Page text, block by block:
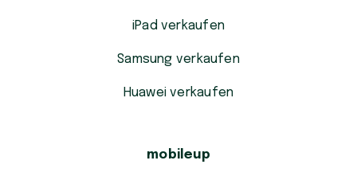
iPad verkaufen
Samsung verkaufen
Huawei verkaufen
mobileup